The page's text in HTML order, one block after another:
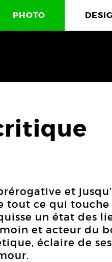
PHOTO
et
ce qui touche
un état des
et acteur du
éclaire de ses